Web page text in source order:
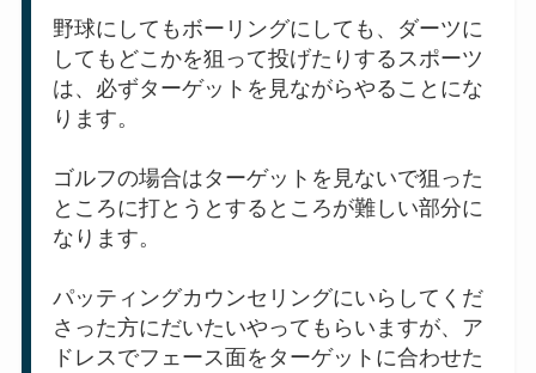
野球にしてもボーリングにしても、ダーツに
してもどこかを狙って投げたりするスポーツ
は、必ずターゲットを見ながらやることにな
ります。
ゴルフの場合はターゲットを見ないで狙った
ところに打とうとするところが難しい部分に
なります。
パッティングカウンセリングにいらしてくだ
さった方にだいたいやってもらいますが、ア
ドレスでフェース面をターゲットに合わせた